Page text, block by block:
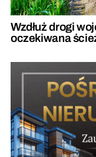
Wzdłuż drogi
oczekiwana